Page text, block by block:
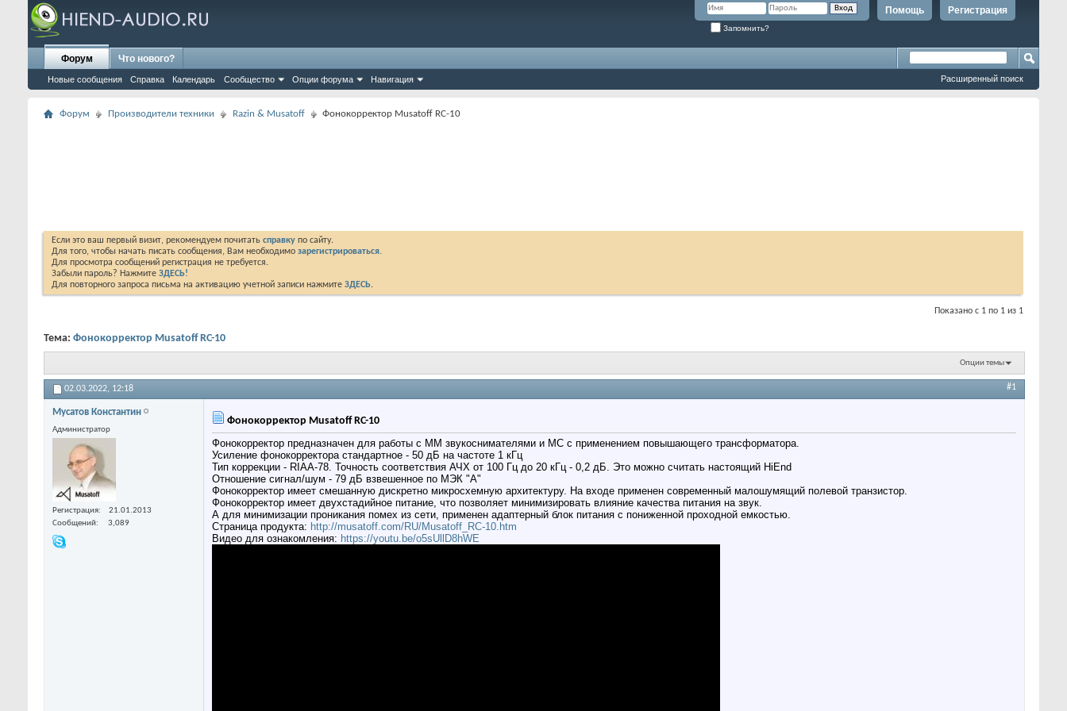
Регистрация
Помощь
Запомнить?
Форум
Новые сообщения Справка Календарь Сообщество Опции форума Навигация
Что нового?
Расширенный поиск
Форум Производители техники Razin & Musatoff Фонокорректор Musatoff RC-10
Если это ваш первый визит, рекомендуем почитать справку по сайту.
Для того, чтобы начать писать сообщения, Вам необходимо зарегистрироваться.
Для просмотра сообщений регистрация не требуется.
Забыли пароль? Нажмите ЗДЕСЬ!
Для повторного запроса письма на активацию учетной записи нажмите ЗДЕСЬ.
Показано с 1 по 1 из 1
Тема: Фонокорректор Musatoff RC-10
Опции темы
02.03.2022, 12:18 #1
Мусатов Константин
Администратор
Регистрация
21.01.2013
Сообщений
3,089
Фонокорректор Musatoff RC-10
Фонокорректор предназначен для работы с ММ звукоснимателями и МС с применением повышающего трансформатора.
Усиление фонокорректора стандартное - 50 дБ на частоте 1 кГц
Тип коррекции - RIAA-78. Точность соответствия АЧХ от 100 Гц до 20 кГц - 0,2 дБ. Это можно считать настоящий HiEnd
Отношение сигнал/шум - 79 дБ взвешенное по МЭК "А"
Фонокорректор имеет смешанную дискретно микросхемную архитектуру. На входе применен современный малошумящий полевой транзистор.
Фонокорректор имеет двухстадийное питание, что позволяет минимизировать влияние качества питания на звук.
А для минимизации проникания помех из сети, применен адаптерный блок питания с пониженной проходной емкостью.
Страница продукта: http://musatoff.com/RU/Musatoff_RC-10.htm
Видео для ознакомления: https://youtu.be/o5sUllD8hWE